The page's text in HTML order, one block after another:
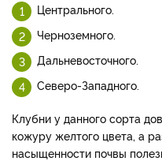
Центрального.
Черноземного.
Дальневосточного.
Северо-Западного.
Клубни у данного сорта
кожуру желтого цвета, а
насыщенности почвы